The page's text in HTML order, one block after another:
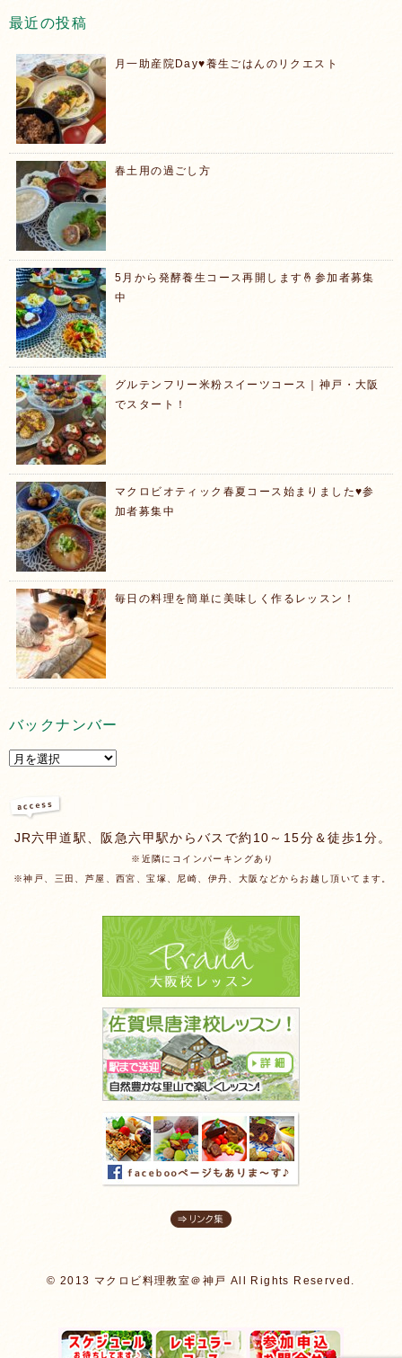
最近の投稿
月一助産院Day♥️養生ごはんのリクエスト
春土用の過ごし方
5月から発酵養生コース再開します🤞参加者募集
中
グルテンフリー米粉スイーツコース｜神戸・大阪
でスタート！
マクロビオティック春夏コース始まりました♥️参
加者募集中
毎日の料理を簡単に美味しく作るレッスン！
バックナンバー
JR六甲道駅、阪急六甲駅からバスで約10～15分＆徒歩1分。
※近隣にコインパーキングあり
※神戸、三田、芦屋、西宮、宝塚、尼崎、伊丹、大阪などからお越し頂いてます。
© 2013 マクロビ料理教室＠神戸 All Rights Reserved.